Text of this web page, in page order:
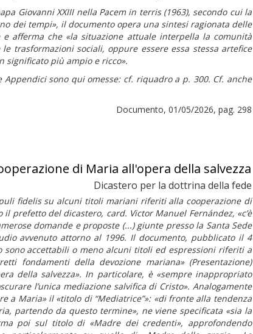
Giovanni XXIII nellaPacem in terris (1963), secondo cui la
dei tempi», il documento opera una sintesi ragionata delle
e afferma che«la situazione attuale interpella la comunità
trasformazioni sociali, oppure essere essa stessa artefice
più ampio e ricco».
Appendici sono qui omesse: cf. riquadro a p. 300. Cf. anche
Documento, 01/05/2026, pag. 298
di Maria all'opera della salvezza
Dicastero per la dottrina della fede
fidelis su alcuni titoli mariani riferiti alla cooperazione di
il prefetto del dicastero, card. Victor Manuel Fernández, «c’è
domande e proposte (...) giunte presso la Santa Sede
avvenuto attorno al 1996. Il documento, pubblicato il 4
sono accettabili o meno alcuni titoli ed espressioni riferiti a
fondamenti della devozione mariana» (Presentazione)
della salvezza». In particolare, è«sempre inappropriato
l’unica mediazione salvifica di Cristo». Analogamente
a Maria» il«titolo di “Mediatrice”»: «di fronte alla tendenza
partendo da questo termine», ne viene specificata «sia la
poi sul titolo di «Madre dei credenti», approfondendo